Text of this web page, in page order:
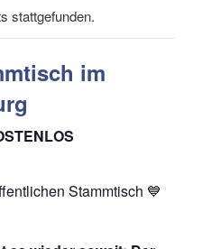
stattgefunden.
im
Stammtisch 💙